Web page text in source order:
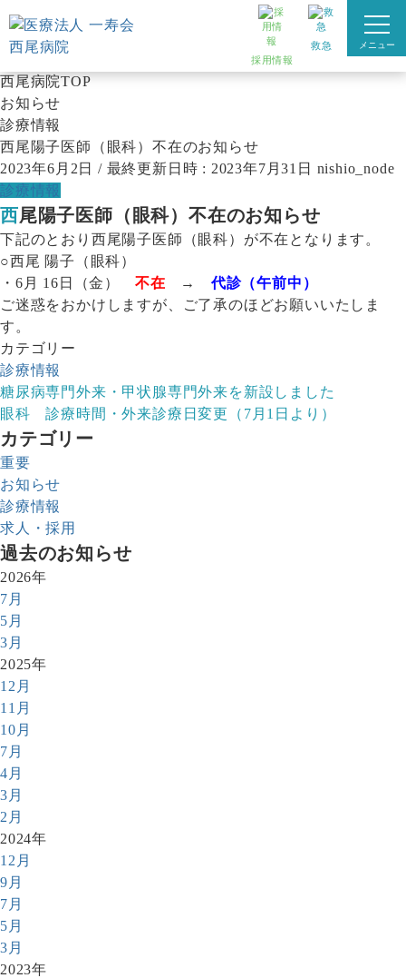
採用情報
救急 メニュー
お知らせ
information
お知らせ
西尾病院TOP
お知らせ
診療情報
西尾陽子医師（眼科）不在のお知らせ
2023年6月2日 / 最終更新日時 : 2023年7月31日 nishio_node
診療情報
西尾陽子医師（眼科）不在のお知らせ
下記のとおり西尾陽子医師（眼科）が不在となります。
○西尾 陽子（眼科）
・6月 16日（金） 不在 →代診（午前中）
ご迷惑をおかけしますが、ご了承のほどお願いいたしま
す。
カテゴリー
診療情報
糖尿病専門外来・甲状腺専門外来を新設しました
眼科 診療時間・外来診療日変更（7月1日より）
カテゴリー
重要
お知らせ
診療情報
求人・採用
過去のお知らせ
2026年
7月
5月
3月
2025年
12月
11月
10月
7月
4月
3月
2月
2024年
12月
9月
7月
5月
3月
2023年